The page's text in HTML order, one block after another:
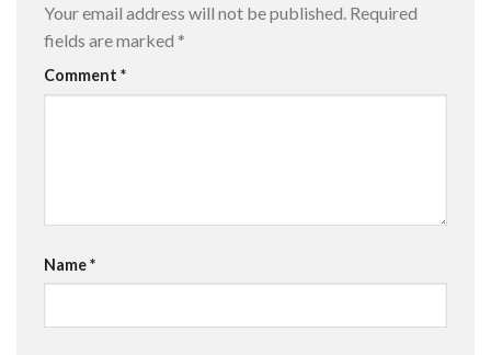
Your email address will not be published. Required
fields are marked *
Comment *
Name*